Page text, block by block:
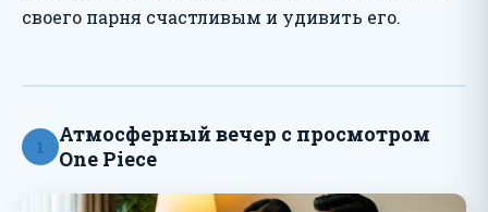
своего парня счастливым и удивить его.
1
Атмосферный вечер с просмотром
One Piece